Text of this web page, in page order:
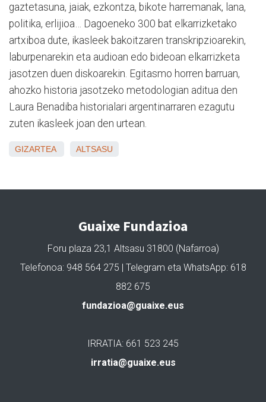
gaztetasuna, jaiak, ezkontza, bikote harremanak, lana,
politika, erlijioa… Dagoeneko 300 bat elkarrizketako
artxiboa dute, ikasleek bakoitzaren transkripzioarekin,
laburpenarekin eta audioan edo bideoan elkarrizketa
jasotzen duen diskoarekin. Egitasmo horren barruan,
ahozko historia jasotzeko metodologian aditua den
Laura Benadiba historialari argentinarraren ezagutu
zuten ikasleek joan den urtean.
GIZARTEA ALTSASU
Guaixe Fundazioa
Foru plaza 23,1 Altsasu 31800 (Nafarroa)
Telefonoa: 948 564 275 | Telegram eta WhatsApp: 618
882 675
fundazioa@guaixe.eus
IRRATIA: 661 523 245
irratia@guaixe.eus